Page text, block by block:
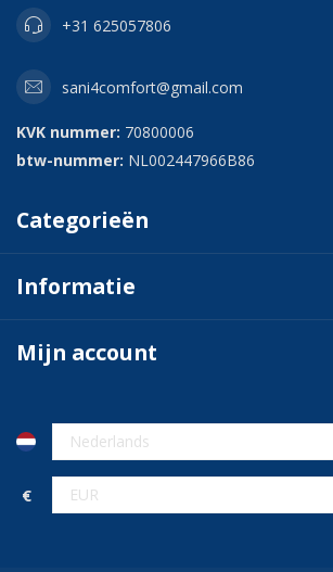
+31 625057806
sani4comfort@gmail.com
KVK nummer: 70800006
btw-nummer: NL002447966B86
Categorieën
Informatie
Mijn account
€